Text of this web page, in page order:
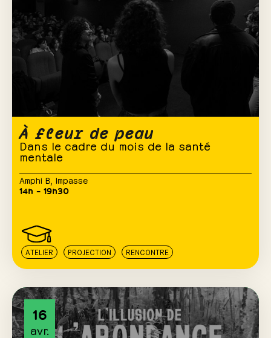
À fleur de peau
Dans le cadre du mois de la santé
mentale
Amphi B Impasse
14h – 19h30
ATELIER PROJECTION RENCONTRE
16
avr.